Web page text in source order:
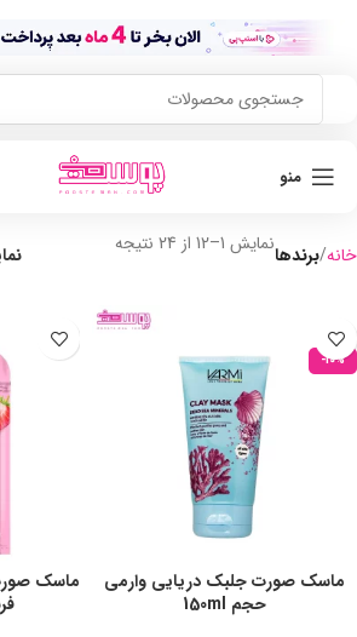
منو
خانه برندهانمایش 1–12 از 24 نتیجه
-10%
ماسک صورت جلبک دریایی وارمی
حجم 150ml
ماسک